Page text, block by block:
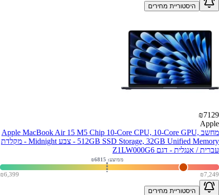
היסטוריית מחירים
₪7129
Apple
מחשב Apple MacBook Air 15 M5 Chip 10-Core CPU, 10-Core GPU,
512GB SSD Storage, 32GB Unified Memory - צבע Midnight - מקלדת
עברית / אנגלית - דגם Z1LW000G6
₪6,399 ₪7,249
ממוצע: ₪ 6815
היסטוריית מחירים